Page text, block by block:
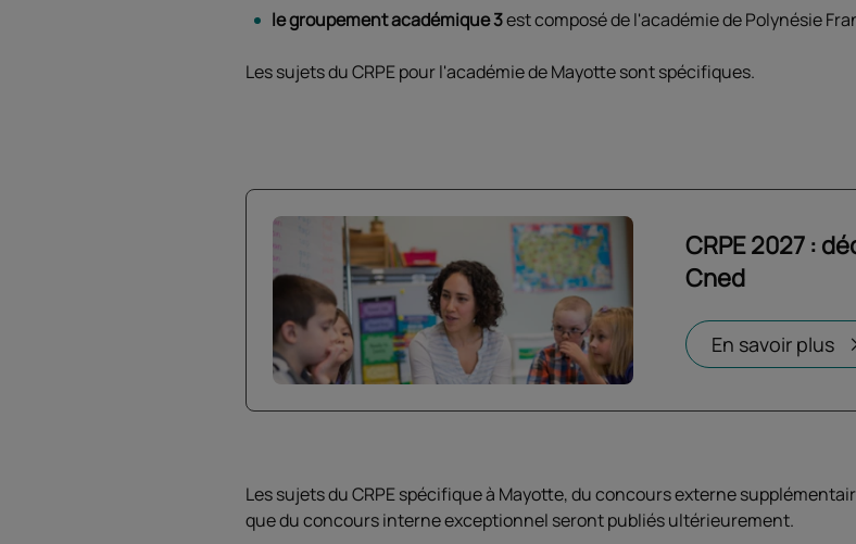
le groupement académique 3est composé de l'académie de Polynésie
Les sujets du CRPE pour l'académie de Mayotte sont spécifiques.
CRPE 2027 :
Cned
En savoir plus
Ouvrir dans un
Les sujets du CRPE spécifique à Mayotte, du concours externe
que du concours interne exceptionnel seront publiés ultérieurement.